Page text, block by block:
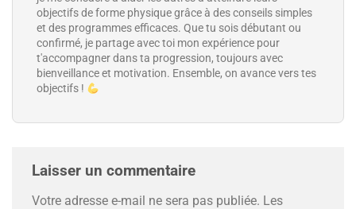
objectifs de forme physique grâce à des conseils simples
et des programmes efficaces. Que tu sois débutant ou
confirmé, je partage avec toi mon expérience pour
t'accompagner dans ta progression, toujours avec
bienveillance et motivation. Ensemble, on avance vers tes
objectifs !
Laisser un commentaire
Votre adresse e-mail ne sera pas publiée. Les